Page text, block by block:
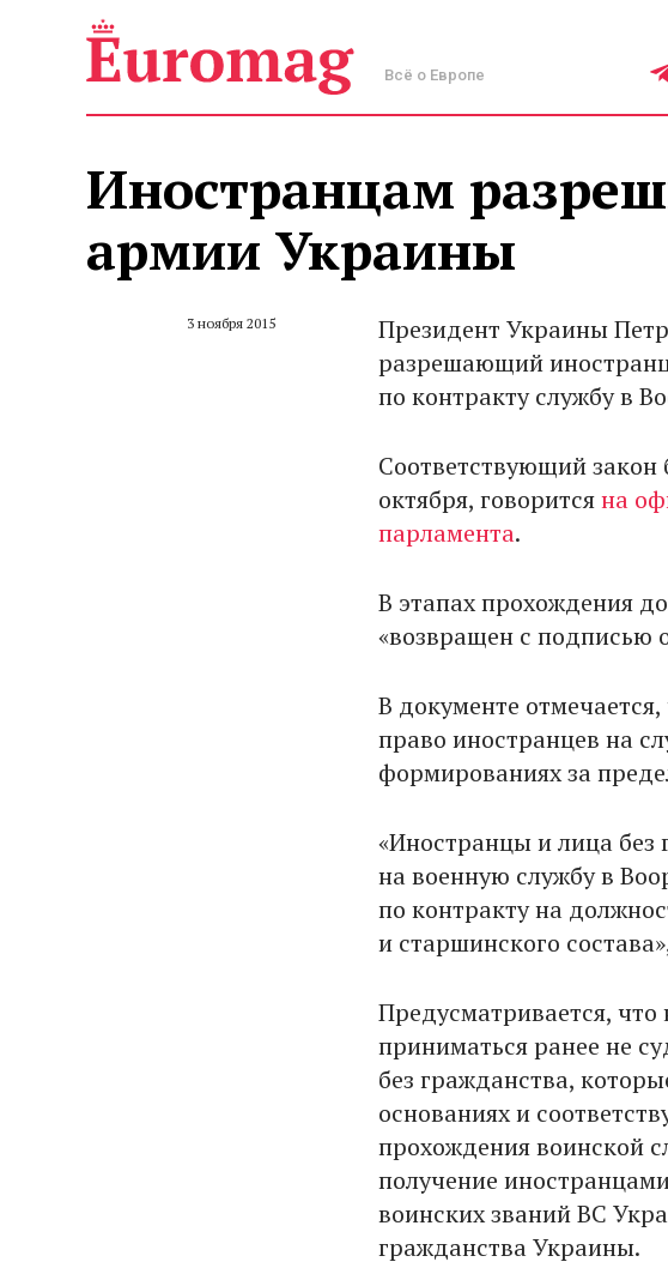
Всё о Европе
Иностранцам
армии Украины
3 ноября 2015
Президент Украины
разрешающий
по контракту службу в
Соответствующий
октября, говоритсяна
парламента.
В этапах прохождения
«возвращен с подписью
В документе
право иностранцев на
формированиях за
«Иностранцы и лица без
на военную службу в
по контракту на
и старшинского
Предусматривается,
приниматься ранее не
без гражданства,
основаниях и
прохождения воинской
получение
воинских званий ВС
гражданства Украины.